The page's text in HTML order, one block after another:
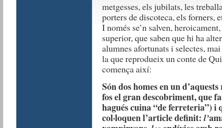
metgesses, els jubilats, les
porters de discoteca, els forners,
I només se’n salven,
superior, que saben que hi ha
alumnes afortunats i selectes,
la que reprodueix un conte de
comença així:
Són dos homes en un
fos el gran descobriment, que
hagués cuina “de ferreteria”) i
col·loquen l’article definit: l’